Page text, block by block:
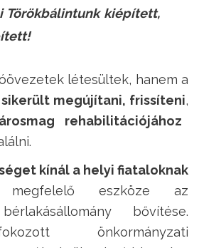
Törökbálintunk kiépített,
létesültek, hanem a
megújítani, frissíteni,
rehabilitációjához
kínál a helyi fiataloknak
eszköze az
bővítése.
önkormányzati